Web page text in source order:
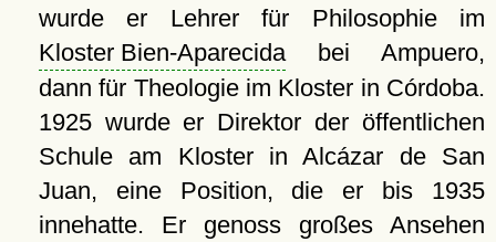
wurde er Lehrer für Philosophie im
Kloster Bien-Aparecidabei Ampuero,
dann für Theologie im Kloster in Córdoba.
1925 wurde er Direktor der öffentlichen
Schule am Kloster in Alcázar de San
Juan, eine Position, die er bis 1935
innehatte. Er genoss großes Ansehen